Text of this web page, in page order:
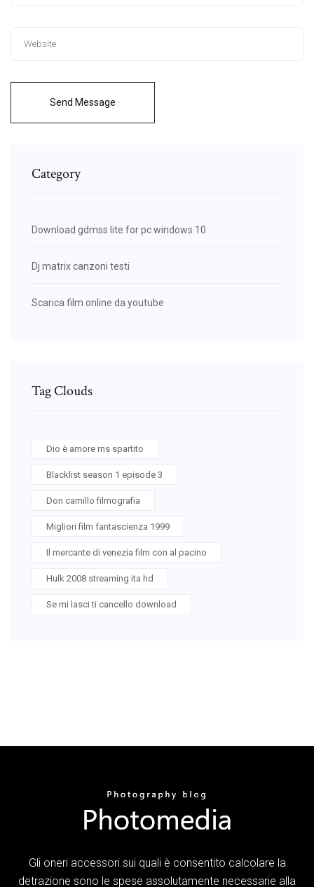
Send Message
Category
Download gdmss lite for pc windows 10
Dj matrix canzoni testi
Scarica film online da youtube
Tag Clouds
Dio è amore rns spartito
Blacklist season 1 episode 3
Don camillo filmografia
Migliori film fantascienza 1999
Il mercante di venezia film con al pacino
Hulk 2008 streaming ita hd
Se mi lasci ti cancello download
Gli oneri accessori sui quali è consentito calcolare la
detrazione sono le spese assolutamente necessarie alla